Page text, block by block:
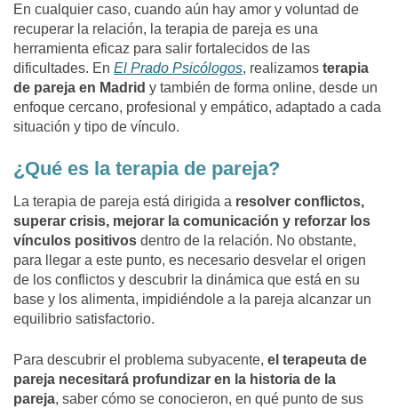
En cualquier caso, cuando aún hay amor y voluntad de
recuperar la relación, la terapia de pareja es una
herramienta eficaz para salir fortalecidos de las
dificultades. En El Prado Psicólogos, realizamos terapia
de pareja en Madrid y también de forma online, desde un
enfoque cercano, profesional y empático, adaptado a cada
situación y tipo de vínculo.
¿Qué es la terapia de pareja?
La terapia de pareja está dirigida a resolver conflictos,
superar crisis, mejorar la comunicación y reforzar los
vínculos positivos dentro de la relación. No obstante,
para llegar a este punto, es necesario desvelar el origen
de los conflictos y descubrir la dinámica que está en su
base y los alimenta, impidiéndole a la pareja alcanzar un
equilibrio satisfactorio.
Para descubrir el problema subyacente, el terapeuta de
pareja necesitará profundizar en la historia de la
pareja, saber cómo se conocieron, en qué punto de sus